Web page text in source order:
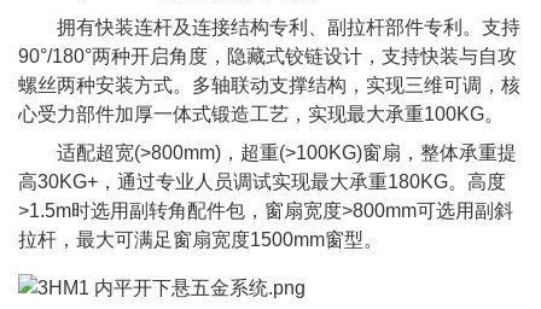
拥有快装连杆及连接结构专利、副拉杆部件专利。支持
90°/180°两种开启角度，隐藏式铰链设计，支持快装与自攻
螺丝两种安装方式。多轴联动支撑结构，实现三维可调，核
心受力部件加厚一体式锻造工艺，实现最大承重100KG。
适配超宽(>800mm)，超重(>100KG)窗扇，整体承重提
高30KG+，通过专业人员调试实现最大承重180KG。高度
>1.5m时选用副转角配件包，窗扇宽度>800mm可选用副斜
拉杆，最大可满足窗扇宽度1500mm窗型。